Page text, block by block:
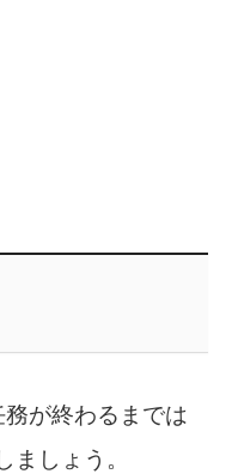
が終わるまでは
しょう。